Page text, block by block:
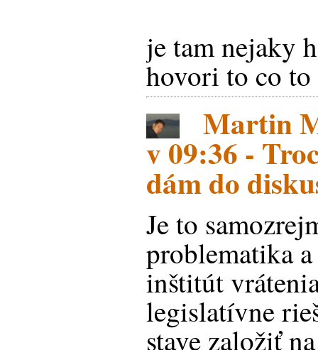
je tam nejaky
hovori to co
Martin
v 09:36 -
dám do
Je to
problematika
inštitút
legislatívne
stave založiť